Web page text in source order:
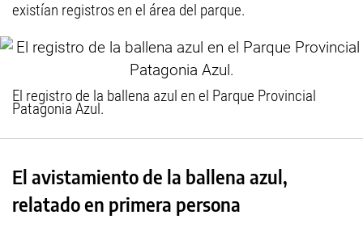
existían registros en el área del parque.
El registro de la ballena azul en el Parque Provincial
Patagonia Azul.
El avistamiento de la ballena azul,
relatado en primera persona